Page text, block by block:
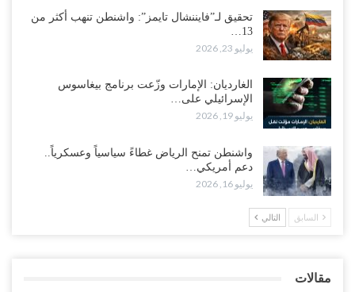
أغسطس 3, 2026
في تصعيد غير مسبوق ولأول مرة.. عمرو البيض يهاجم السعودية: الثقة
أغسطس 3, 2026
مع تصاعد الخلافات داخل “الرئاسي”.. أعضاء المجلس ينقلبون على
أغسطس 3, 2026
العطش وغياب الغاز يفاقمان مأساة الأهالي بعدن.. مدينة تغرق في دوامة
الانهيار الخدمي..!
أغسطس 3, 2026
تحقيق لـ”فايننشال تايمز”: واشنطن تنهب أكثر من
13…
يوليو 23, 2026
الغارديان: الإمارات وزّعت برنامج بيغاسوس
الإسرائيلي على…
يوليو 19, 2026
واشنطن تمنح الرياض غطاءً سياسياً وعسكرياً..
دعم أمريكي…
يوليو 16, 2026
السابق التالي
مقالات